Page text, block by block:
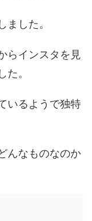
ました。
らインスタを見
。
いるようで独特
んなものなのか